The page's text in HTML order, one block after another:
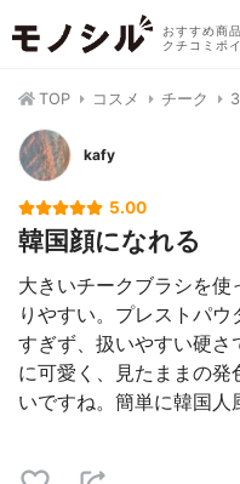
おすすめ商
クチコミポ
TOP コスメ チーク
kafy
5.00
韓国顔になれる
大きいチークブラシを
りやすい。プレストパ
すぎず、扱いやすい硬
に可愛く、見たままの発
いですね。簡単に韓国人